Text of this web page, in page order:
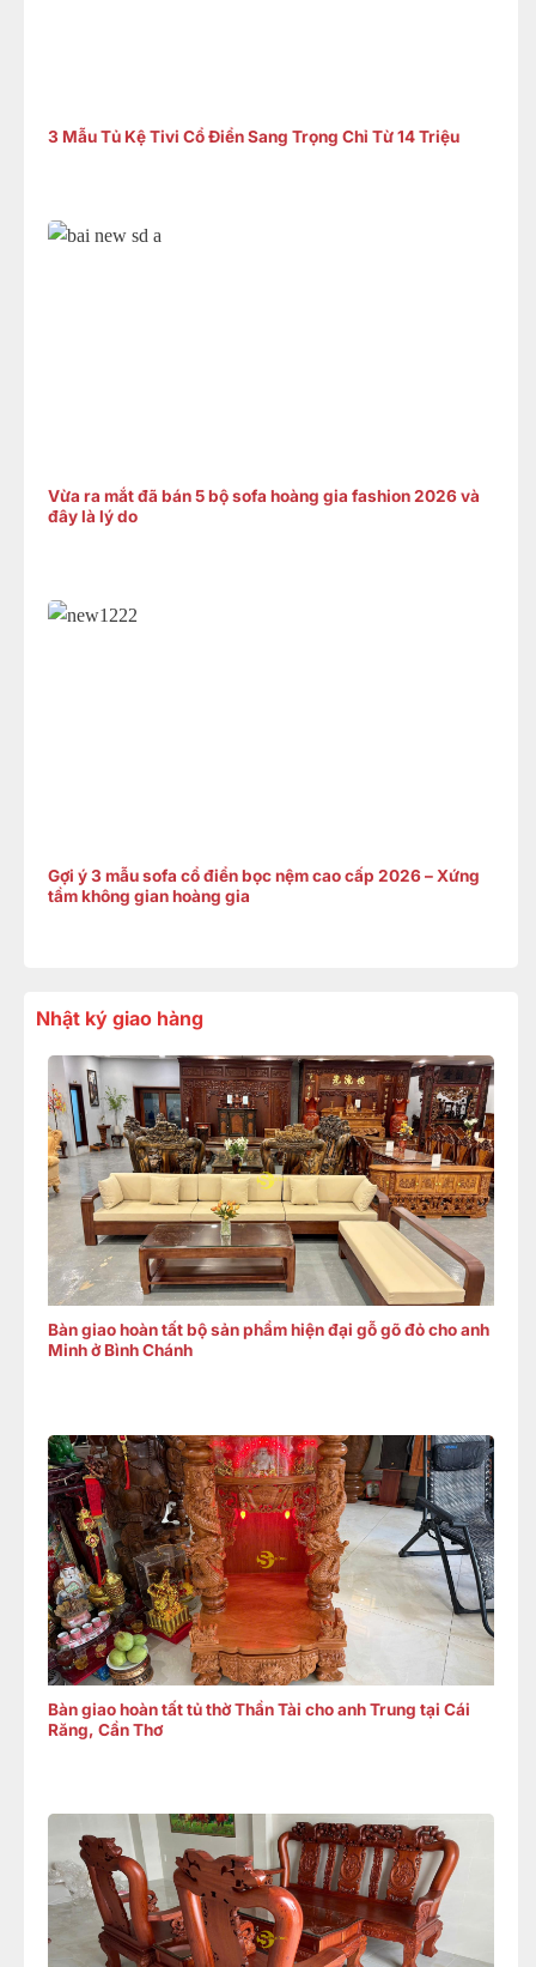
3 Mẫu Tủ Kệ Tivi Cổ Điển Sang Trọng Chỉ Từ 14 Triệu
Vừa ra mắt đã bán 5 bộ sofa hoàng gia fashion 2026 và
đây là lý do
Gợi ý 3 mẫu sofa cổ điển bọc nệm cao cấp 2026 – Xứng
tầm không gian hoàng gia
Nhật ký giao hàng
Bàn giao hoàn tất bộ sản phẩm hiện đại gỗ gõ đỏ cho anh
Minh ở Bình Chánh
Bàn giao hoàn tất tủ thờ Thần Tài cho anh Trung tại Cái
Răng, Cần Thơ